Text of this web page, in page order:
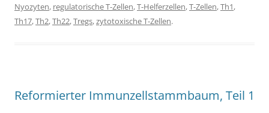
Nyozyten, regulatorische T-Zellen,T-Helferzellen,T-Zellen,Th1,
Th17,Th2,Th22,Tregs,zytotoxische T-Zellen.
Reformierter Immunzellstammbaum, Teil 1